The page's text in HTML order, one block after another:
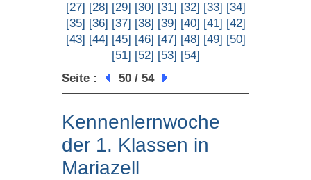
[27] [28] [29] [30] [31] [32] [33] [34]
[35] [36] [37] [38] [39] [40] [41] [42]
[43] [44] [45] [46] [47] [48] [49] [50]
[51] [52] [53] [54]
Seite :
50 / 54
Kennenlernwoche
der 1. Klassen in
Mariazell